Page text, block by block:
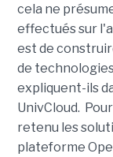
cela ne
effectués sur
est de
de
expliquent-ils
UnivCloud.
retenu les
plateforme